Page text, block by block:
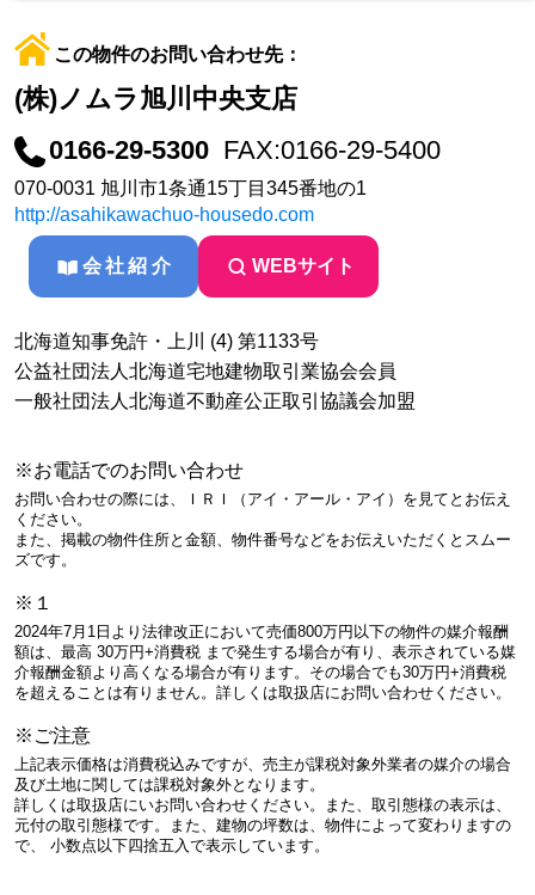
この物件のお問い合わせ先：
(株)ノムラ旭川中央支店
0166-29-5300 FAX:0166-29-5400
070-0031 旭川市1条通15丁目345番地の1
http://asahikawachuo-housedo.com
会社紹介 WEBサイト
北海道知事免許・上川 (4) 第1133号
公益社団法人北海道宅地建物取引業協会会員
一般社団法人北海道不動産公正取引協議会加盟
※お電話でのお問い合わせ
お問い合わせの際には、ＩＲＩ（アイ・アール・アイ）を見てとお伝え
ください。
また、掲載の物件住所と金額、物件番号などをお伝えいただくとスムー
ズです。
※１
2024年7月1日より法律改正において売価800万円以下の物件の媒介報酬
額は、最高 30万円+消費税 まで発生する場合が有り、表示されている媒
介報酬金額より高くなる場合が有ります。その場合でも30万円+消費税
を超えることは有りません。詳しくは取扱店にお問い合わせください。
※ご注意
上記表示価格は消費税込みですが、売主が課税対象外業者の媒介の場合
及び土地に関しては課税対象外となります。
詳しくは取扱店にいお問い合わせください。また、取引態様の表示は、
元付の取引態様です。また、建物の坪数は、物件によって変わりますの
で、 小数点以下四捨五入で表示しています。